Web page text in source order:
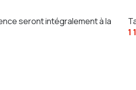
seront intégralement à la
1